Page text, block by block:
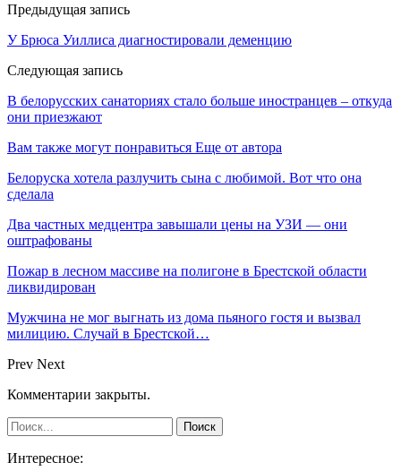
Предыдущая запись
У Брюса Уиллиса диагностировали деменцию
Следующая запись
В белорусских санаториях стало больше иностранцев – откуда
они приезжают
Вам также могут понравиться Еще от автора
Белоруска хотела разлучить сына с любимой. Вот что она
сделала
Два частных медцентра завышали цены на УЗИ — они
оштрафованы
Пожар в лесном массиве на полигоне в Брестской области
ликвидирован
Мужчина не мог выгнать из дома пьяного гостя и вызвал
милицию. Случай в Брестской…
Prev Next
Комментарии закрыты.
Интересное: